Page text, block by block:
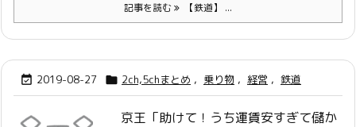
記事を読む 【鉄道】 ...
 2019-08-27  2ch,5chまとめ , 乗り物 , 経営 , 鉄道
京王「助けて！うち運賃安すぎて儲か